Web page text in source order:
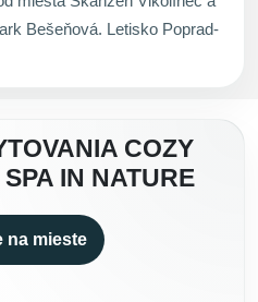
Bešeňová. Letisko Poprad-
COZY
IN NATURE
na mieste